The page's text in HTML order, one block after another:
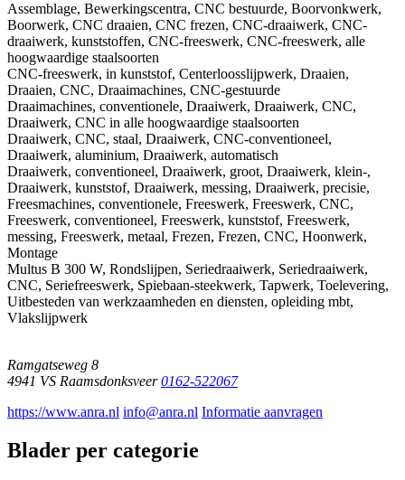
Assemblage, Bewerkingscentra, CNC bestuurde, Boorvonkwerk,
Boorwerk, CNC draaien, CNC frezen, CNC-draaiwerk, CNC-
draaiwerk, kunststoffen, CNC-freeswerk, CNC-freeswerk, alle
hoogwaardige staalsoorten
CNC-freeswerk, in kunststof, Centerloosslijpwerk, Draaien,
Draaien, CNC, Draaimachines, CNC-gestuurde
Draaimachines, conventionele, Draaiwerk, Draaiwerk, CNC,
Draaiwerk, CNC in alle hoogwaardige staalsoorten
Draaiwerk, CNC, staal, Draaiwerk, CNC-conventioneel,
Draaiwerk, aluminium, Draaiwerk, automatisch
Draaiwerk, conventioneel, Draaiwerk, groot, Draaiwerk, klein-,
Draaiwerk, kunststof, Draaiwerk, messing, Draaiwerk, precisie,
Freesmachines, conventionele, Freeswerk, Freeswerk, CNC,
Freeswerk, conventioneel, Freeswerk, kunststof, Freeswerk,
messing, Freeswerk, metaal, Frezen, Frezen, CNC, Hoonwerk,
Montage
Multus B 300 W, Rondslijpen, Seriedraaiwerk, Seriedraaiwerk,
CNC, Seriefreeswerk, Spiebaan-steekwerk, Tapwerk, Toelevering,
Uitbesteden van werkzaamheden en diensten, opleiding mbt,
Vlakslijpwerk
Ramgatseweg 8
4941 VS Raamsdonksveer 0162-522067
https://www.anra.nl info@anra.nl Informatie aanvragen
Blader per categorie